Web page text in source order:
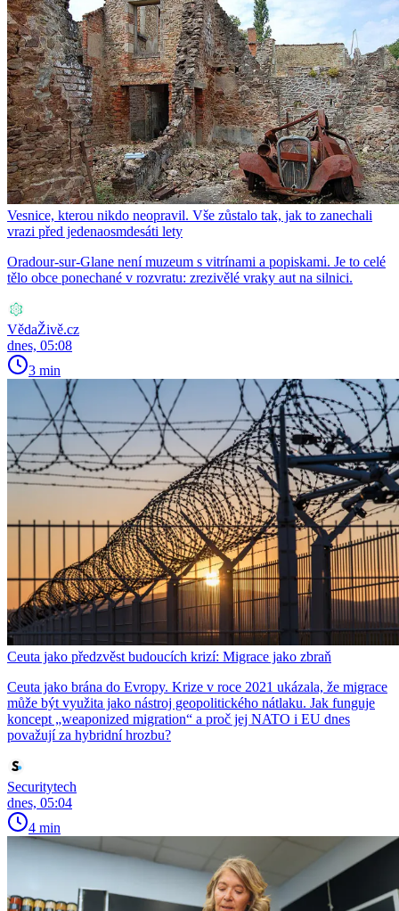
Vesnice, kterou nikdo neopravil. Vše zůstalo tak, jak to zanechali
vrazi před jedenaosmdesáti lety
Oradour-sur-Glane není muzeum s vitrínami a popiskami. Je to celé
tělo obce ponechané v rozvratu: zrezivělé vraky aut na silnici.
VědaŽivě.cz
dnes, 05:08
3 min
Ceuta jako předzvěst budoucích krizí: Migrace jako zbraň
Ceuta jako brána do Evropy. Krize v roce 2021 ukázala, že migrace
může být využita jako nástroj geopolitického nátlaku. Jak funguje
koncept „weaponized migration“ a proč jej NATO i EU dnes
považují za hybridní hrozbu?
Securitytech
dnes, 05:04
4 min